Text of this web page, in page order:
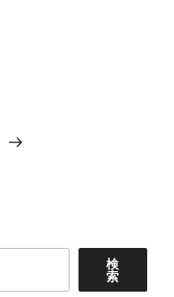
検
索